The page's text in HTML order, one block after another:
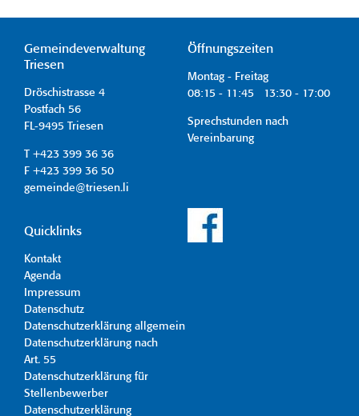
Gemeindeverwaltung
Triesen
Dröschistrasse 4
Postfach 56
FL-9495 Triesen
T +423 399 36 36
F +423 399 36 50
gemeinde@triesen.li
Öffnungszeiten
Montag - Freitag
08:15 - 11:45 13:30 - 17:00
Sprechstunden nach
Vereinbarung
Quicklinks
Kontakt
Agenda
Impressum
Datenschutz
Datenschutzerklärung allgemein
Datenschutzerklärung nach
Art. 55
Datenschutzerklärung für
Stellenbewerber
Datenschutzerklärung